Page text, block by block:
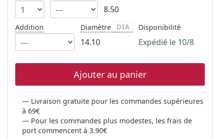
8.50
Addition Diamètre DIA
14.10
Disponibilité
Expédié le 10/8
Ajouter au panier
Livraison gratuite pour les commandes supérieures
à 69€
Pour les commandes plus modestes, les frais de
port commencent à 3.90€